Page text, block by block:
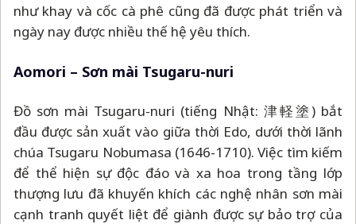
như khay và cốc cà phê cũng đã được phát triển và
ngày nay được nhiều thế hệ yêu thích.
Aomori – Sơn mài Tsugaru-nuri
Đồ sơn mài Tsugaru-nuri (tiếng Nhật: 津軽塗) bắt
đầu được sản xuất vào giữa thời Edo, dưới thời lãnh
chúa Tsugaru Nobumasa (1646-1710). Việc tìm kiếm
để thể hiện sự độc đáo và xa hoa trong tầng lớp
thượng lưu đã khuyến khích các nghệ nhân sơn mài
cạnh tranh quyết liệt để giành được sự bảo trợ của